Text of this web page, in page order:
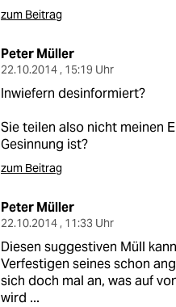
zum Beitrag
Peter Müller
22.10.2014 , 15:19 Uhr
Inwiefern desinformiert?
Sie teilen also nicht meinen
Gesinnung ist?
zum Beitrag
Peter Müller
22.10.2014 , 11:33 Uhr
Diesen suggestiven Müll
Verfestigen seines schon
sich doch mal an, was auf
wird ...